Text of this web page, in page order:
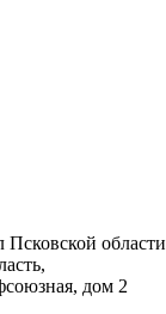
области
дом 2